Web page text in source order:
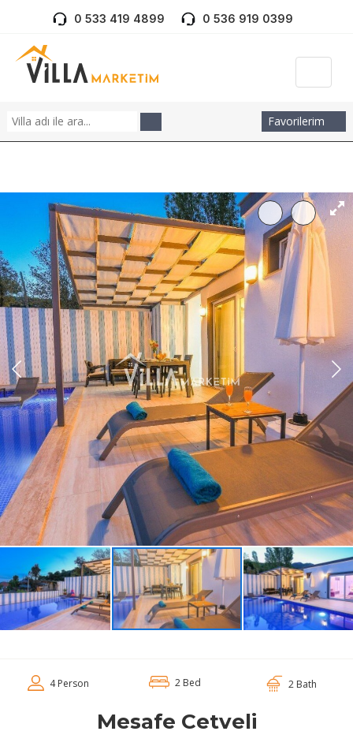
0 533 419 4899 0 536 919 0399
Favorilerim
4 Person 2 Bed 2 Bath
Mesafe Cetveli